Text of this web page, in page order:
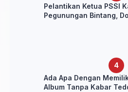
Pelantikan Ketua PSSI
Pegunungan Bintang,
Ada Apa Dengan
Album Tanpa Kabar